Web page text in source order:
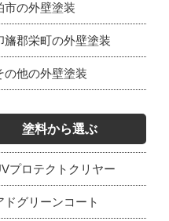
市の外壁塗装
旛郡栄町の外壁塗装
の他の外壁塗装
塗料から選ぶ
プロテクトクリヤー
ドグリーンコート